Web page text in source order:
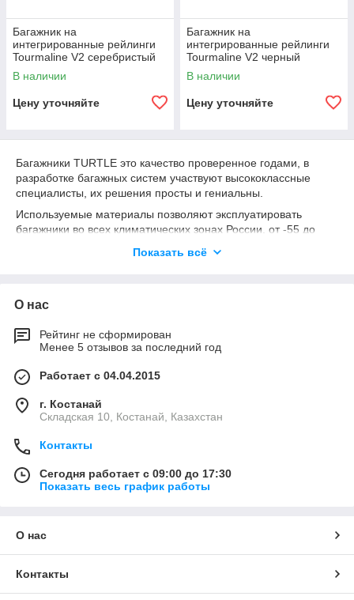
Багажник на
интегрированные рейлинги
Tourmaline V2 серебристый
В наличии
Цену уточняйте
Багажник на
интегрированные рейлинги
Tourmaline V2 черный
В наличии
Цену уточняйте
Багажники TURTLE это качество проверенное годами, в
разработке багажных систем участвуют высококлассные
специалисты, их решения просты и гениальны.
Используемые материалы позволяют эксплуатировать
багажники во всех климатических зонах России, от -55 до
воздействие агрессивных химических сред на дорогах.
Показать всё
О нас
Рейтинг не сформирован
Менее 5 отзывов за последний год
Работает с 04.04.2015
г. Костанай
Складская 10, Костанай, Казахстан
Контакты
Сегодня работает с 09:00 до 17:30
Показать весь график работы
О нас
Контакты